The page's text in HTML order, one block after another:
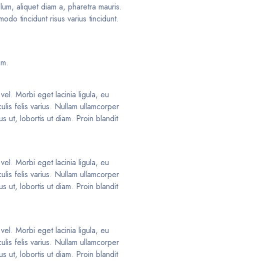
aliquet diam a, pharetra mauris.
tincidunt risus varius tincidunt.
Morbi eget lacinia ligula, eu
felis varius. Nullam ullamcorper
ut, lobortis ut diam. Proin blandit
Morbi eget lacinia ligula, eu
felis varius. Nullam ullamcorper
ut, lobortis ut diam. Proin blandit
Morbi eget lacinia ligula, eu
felis varius. Nullam ullamcorper
ut, lobortis ut diam. Proin blandit